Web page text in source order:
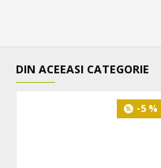
DIN ACEEASI CATEGORIE
-5 %